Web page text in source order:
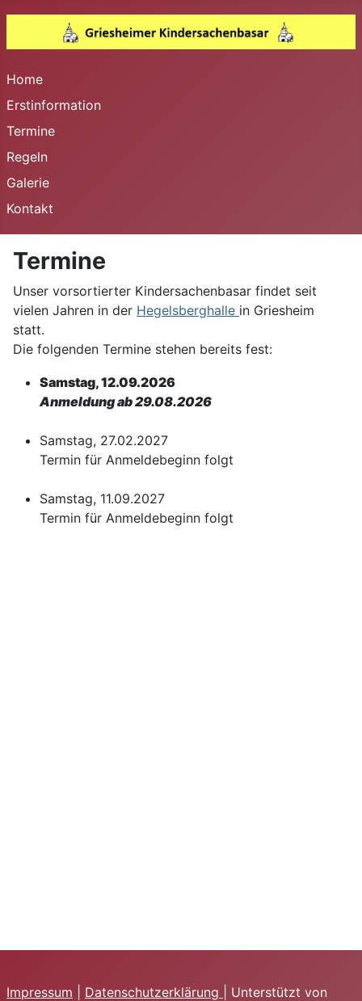
Home
Erstinformation
Termine
Regeln
Galerie
Kontakt
Termine
Unser vorsortierter Kindersachenbasar findet seit
vielen Jahren in der Hegelsberghalle in Griesheim
statt.
Die folgenden Termine stehen bereits fest:
Samstag, 12.09.2026
Anmeldung ab 29.08.2026
Samstag, 27.02.2027
Termin für Anmeldebeginn folgt
Samstag, 11.09.2027
Termin für Anmeldebeginn folgt
Impressum Datenschutzerklärung
| Unterstützt von